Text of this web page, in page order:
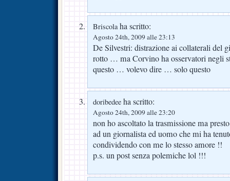
Briscolaha scritto:
Agosto 24th, 2009 alle 23:13
De Silvestri: distrazione ai collaterali del
rotto … ma Corvino ha osservatori negli
questo … volevo dire … solo questo
doribedee ha scritto:
Agosto 24th, 2009 alle 23:20
non ho ascoltato la trasmissione ma
ad un giornalista ed uomo che mi ha
condividendo con me lo stesso amore !!
p.s. un post senza polemiche lol !!!